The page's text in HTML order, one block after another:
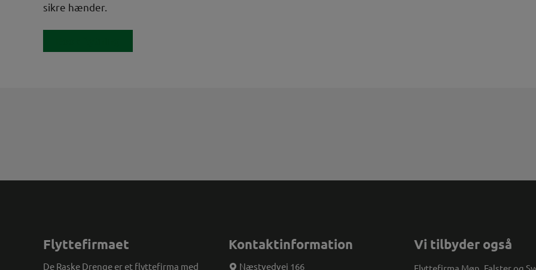
sikre hænder.
Flyttefirmaet
De Raske Drenge er et flyttefirma med
Kontaktinformation
Næstvedvej 166
Vi tilbyder også